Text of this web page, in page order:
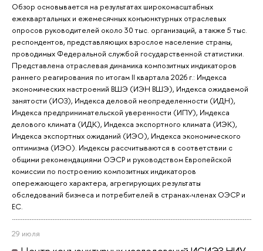
Обзор основывается на результатах широкомасштабных
ежеквартальных и ежемесячных конъюнктурных отраслевых
опросов руководителей около 30 тыс. организаций, а также 5 тыс.
респондентов, представляющих взрослое население страны,
проводимых Федеральной службой государственной статистики.
Представлена отраслевая динамика композитных индикаторов
раннего реагирования по итогам II квартала 2026 г.: Индекса
экономических настроений ВШЭ (ИЭН ВШЭ), Индекса ожидаемой
занятости (ИОЗ), Индекса деловой неопределенности (ИДН),
Индекса предпринимательской уверенности (ИПУ), Индекса
делового климата (ИДК), Индекса экспортного климата (ИЭК),
Индекса экспортных ожиданий (ИЭО), Индекса экономического
оптимизма (ИЭО). Индексы рассчитываются в соответствии с
общими рекомендациями ОЭСР и руководством Европейской
комиссии по построению композитных индикаторов
опережающего характера, агрегирующих результаты
обследований бизнеса и потребителей в странах-членах ОЭСР и
ЕС.
29 июля